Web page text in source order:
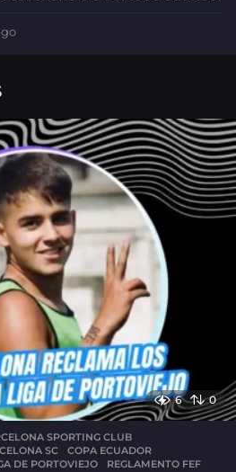
g
o
6 0
SPORTING CLUB
SC ,COPA ECUADOR
DE PORTOVIEJO ,REGLAMENTO FEF